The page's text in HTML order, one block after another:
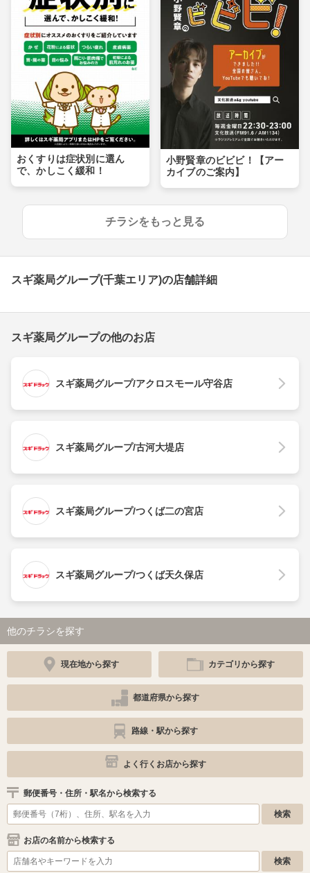
おくすりは症状別に選ん
で、かしこく緩和！
小野賢章のビビビ！【アー
カイブのご案内】
チラシをもっと見る
スギ薬局グループ(千葉エリア)の店舗詳細
スギ薬局グループの他のお店
スギ薬局グループ/アクロスモール守谷店
スギ薬局グループ/古河大堤店
スギ薬局グループ/つくば二の宮店
スギ薬局グループ/つくば天久保店
他のチラシを探す
現在地から探す カテゴリから探す
都道府県から探す
路線・駅から探す
よく行くお店から探す
郵便番号・住所・駅名から検索する
お店の名前から検索する